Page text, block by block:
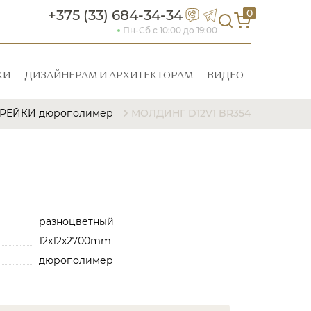
+375 (33) 684-34-34
Пн-Сб с 10:00 до 19:00
0
ДИЗАЙНЕРАМ И АРХИТЕКТОРАМ ВИДЕО
РЕЙКИ дюрополимер МОЛДИНГ D12V1 BR354
разноцветный
12х12х2700mm
дюрополимер